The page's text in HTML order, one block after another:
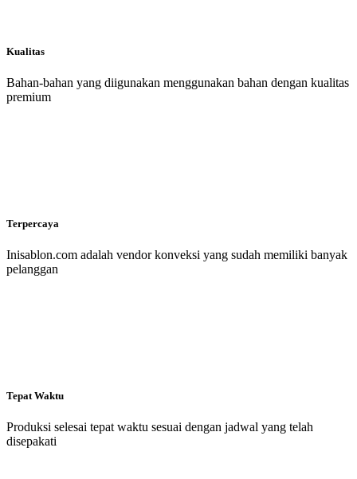
Kualitas
Bahan-bahan yang diigunakan menggunakan bahan dengan kualitas
premium
Terpercaya
Inisablon.com adalah vendor konveksi yang sudah memiliki banyak
pelanggan
Tepat Waktu
Produksi selesai tepat waktu sesuai dengan jadwal yang telah
disepakati